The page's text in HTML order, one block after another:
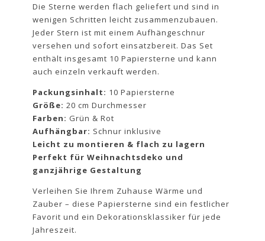
Die Sterne werden flach geliefert und sind in
wenigen Schritten leicht zusammenzubauen.
Jeder Stern ist mit einem Aufhängeschnur
versehen und sofort einsatzbereit. Das Set
enthält insgesamt 10 Papiersterne und kann
auch einzeln verkauft werden.
Packungsinhalt: 10 Papiersterne
Größe: 20 cm Durchmesser
Farben: Grün & Rot
Aufhängbar: Schnur inklusive
Leicht zu montieren & flach zu lagern
Perfekt für Weihnachtsdeko und
ganzjährige Gestaltung
Verleihen Sie Ihrem Zuhause Wärme und
Zauber – diese Papiersterne sind ein festlicher
Favorit und ein Dekorationsklassiker für jede
Jahreszeit.